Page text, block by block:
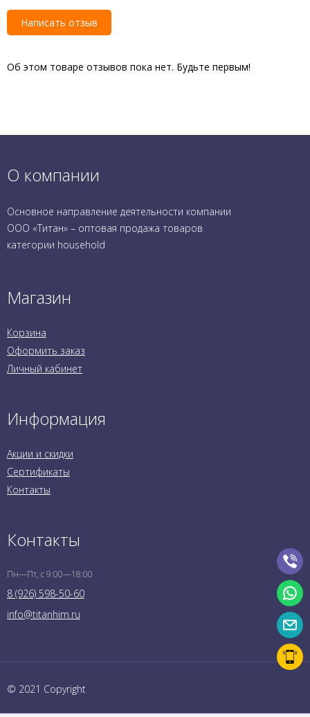
Написать отзыв
Об этом товаре отзывов пока нет. Будьте первым!
О компании
Основное направление деятельности компании
ООО «Титан» – оптовая продажа товаров
категории household
Магазин
Корзина
Оформить заказ
Личный кабинет
Информация
Акции и скидки
Сертификаты
Контакты
Контакты
Пн—Пт, с 9:00—18:00
8 (926) 598-50-60
info@titanhim.ru
© 2021 Copyright